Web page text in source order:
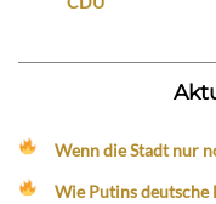
Wenn die Stadt nur
Wie Putins deutsche